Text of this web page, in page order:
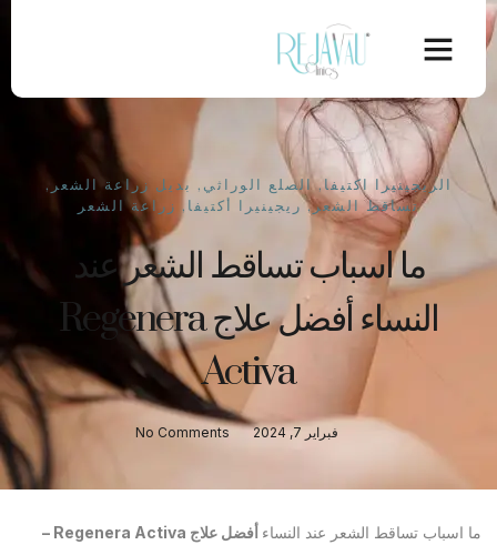
الريجينيرا اكتيفا,الصلع الوراثي , بديل زراعة الشعر ,
تساقط الشعر,ريجينيرا أكتيفا , زراعة الشعر
ما اسباب تساقط الشعر عند
النساء أفضل علاج Regenera
Activa
فبراير 7, 2024 No Comments
ما اسباب تساقط الشعر عند النساء أفضل علاج Regenera Activa –